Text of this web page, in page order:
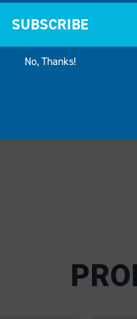
SUBSCRIBE
No, Thanks!